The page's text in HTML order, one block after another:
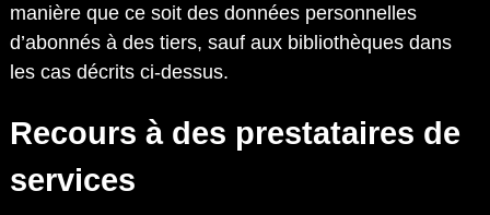
manière que ce soit des données personnelles
d’abonnés à des tiers, sauf aux bibliothèques dans
les cas décrits ci-dessus.
Recours à des prestataires de
services